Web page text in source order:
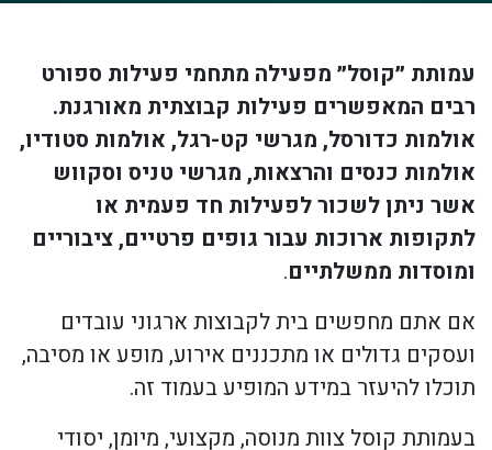
עמותת ״קוסל״ מפעילה מתחמי פעילות ספורט
רבים המאפשרים פעילות קבוצתית מאורגנת.
אולמות כדורסל, מגרשי קט-רגל, אולמות סטודיו,
אולמות כנסים והרצאות, מגרשי טניס וסקווש
אשר ניתן לשכור לפעילות חד פעמית או
לתקופות ארוכות עבור גופים פרטיים, ציבוריים
ומוסדות ממשלתיים.
אם אתם מחפשים בית לקבוצות ארגוני עובדים
ועסקים גדולים או מתכננים אירוע, מופע או מסיבה,
תוכלו להיעזר במידע המופיע בעמוד זה.
בעמותת קוסל צוות מנוסה, מקצועי, מיומן, יסודי